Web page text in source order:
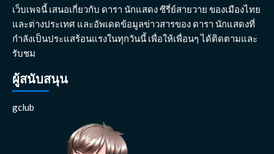
เว็บเพจนี้ เสนอเกี่ยวกับ ดารา นักแสดง ซีรี่ย์สายวาย ของเมืองไทย
และต่างประเทศ และอัพเดดข้อมูลข่าวสารของ ดารา นักแสดงที่
กำลังเป็นประแสร้อนแรงในทุกวันนี้ เพื่อให้เพื่อนๆ ได้ติดตามและ
รับชม
ผู้สนับสนุน
gclub